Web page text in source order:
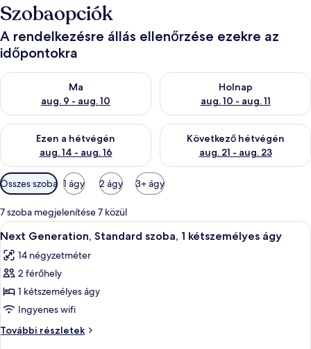
Szobaopciók
A rendelkezésre állás ellenőrzése ezekre az
időpontokra
Ma
aug. 9 - aug. 10
A ma esti rendelkezésre állás ellenőrzése: aug. 9 - aug. 10
Holnap
aug. 10 - aug. 11
A holnapi rendelkezésre állás
Ezen a hétvégén
aug. 14 - aug. 16
A mostani hétvégi rendelkezésre állás ellenőrzése: aug. 14 -
Következő hétvégén
aug. 21 - aug. 23
A következő hétvégi
Szobákhoz
rendelkezésre
álló
szűrők
Összes szoba 1 ágy 2 ágy 3+ ágy
7 szoba megjelenítése 7 közül
A
következő
szoba
összes
képének
megtekintése:
Next
Generation,
Egy szállodai szoba, amelyben egy
12
Next Generation, Standard szoba, 1 kétszemélyes ágy
14 négyzetméter
2 férőhely
1 kétszemélyes ágy
Ingyenes wifi
További részletek
Next